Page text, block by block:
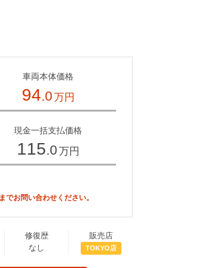
車両本体価格
94.0万円
現金一括支払価格
115.0万円
でお問い合わせください。
修復歴
なし
販売店
TOKYO店